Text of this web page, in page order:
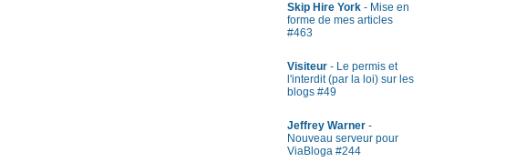
Skip Hire York - Mise en
forme de mes articles
#463
Visiteur - Le permis et
l'interdit (par la loi) sur les
blogs #49
Jeffrey Warner -
Nouveau serveur pour
ViaBloga #244